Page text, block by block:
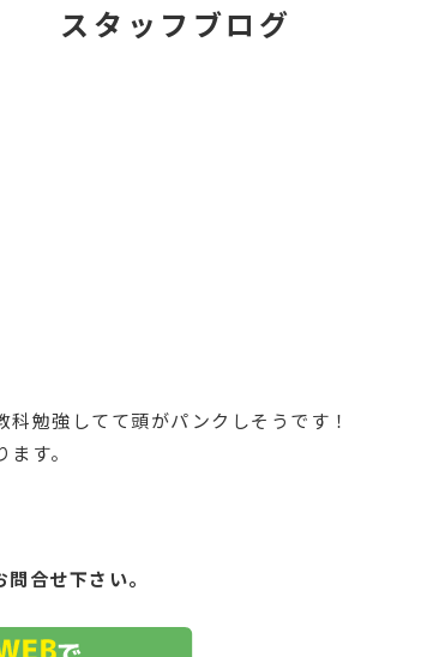
スタッフブログ
勉強してて頭がパンクしそうです！
す。
合せ下さい。